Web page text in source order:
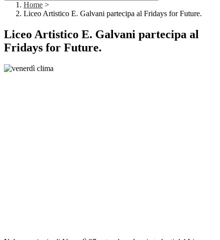
Home >
Liceo Artistico E. Galvani partecipa al Fridays for Future.
Liceo Artistico E. Galvani partecipa al
Fridays for Future.